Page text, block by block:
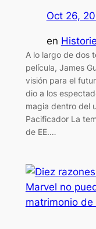
Oct 26,
en
A lo largo de dos
película, James
visión para el
dio a los
magia dentro del
Pacificador La
de EE.…